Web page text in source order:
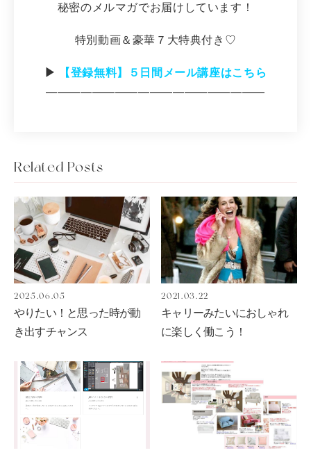
秘密のメルマガでお届けしています！
特別動画＆豪華７大特典付き♡
▶︎
【登録無料】５日間メール講座はこちら
―――――――――――――――――――
Related Posts
2025.06.05
やりたい！と思った時が動
き出すチャンス
2021.03.22
キャリーみたいにおしゃれ
に楽しく働こう！